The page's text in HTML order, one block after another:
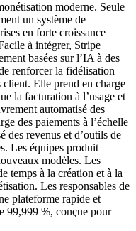
moderne. Seule
un système de
en forte croissance
à intégrer, Stripe
basées sur l’IA à des
renforcer la fidélisation
client. Elle prend en charge
la facturation à l’usage et
automatisé des
des paiements à l’échelle
des revenus et d’outils de
Les équipes produit
modèles. Les
temps à la création et à la
Les responsables de
plateforme rapide et
99,999 %, conçue pour